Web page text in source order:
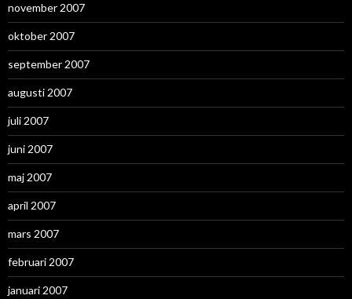
november 2007
oktober 2007
september 2007
augusti 2007
juli 2007
juni 2007
maj 2007
april 2007
mars 2007
februari 2007
januari 2007